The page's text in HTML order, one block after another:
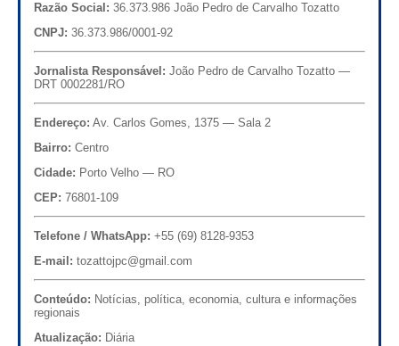
Razão Social: 36.373.986 João Pedro de Carvalho Tozatto
CNPJ: 36.373.986/0001-92
Jornalista Responsável: João Pedro de Carvalho Tozatto —
DRT 0002281/RO
Endereço: Av. Carlos Gomes, 1375 — Sala 2
Bairro: Centro
Cidade: Porto Velho — RO
CEP: 76801-109
Telefone / WhatsApp: +55 (69) 8128-9353
E-mail: tozattojpc@gmail.com
Conteúdo: Notícias, política, economia, cultura e informações
regionais
Atualização: Diária